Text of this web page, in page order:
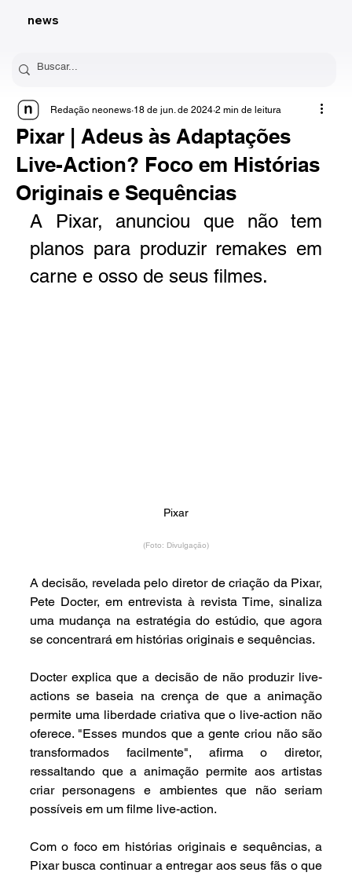
news
Pixar | Adeus às Adaptações
Live-Action? Foco em Histórias
Originais e Sequências
Redação neonews 18 de jun. de 2024 2 min de leitura
A Pixar, anunciou que não tem
planos para produzir remakes em
carne e osso de seus filmes.
Pixar
(Foto: Divulgação)
A decisão, revelada pelo diretor de criação da Pixar,
Pete Docter, em entrevista à revista Time, sinaliza
uma mudança na estratégia do estúdio, que agora
se concentrará em histórias originais e sequências.
Docter explica que a decisão de não produzir live-
actions se baseia na crença de que a animação
permite uma liberdade criativa que o live-action não
oferece. "Esses mundos que a gente criou não são
transformados facilmente", afirma o diretor,
ressaltando que a animação permite aos artistas
criar personagens e ambientes que não seriam
possíveis em um filme live-action.
Com o foco em histórias originais e sequências, a
Pixar busca continuar a entregar aos seus fãs o que